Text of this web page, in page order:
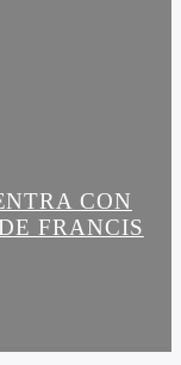
CON
FRANCIS